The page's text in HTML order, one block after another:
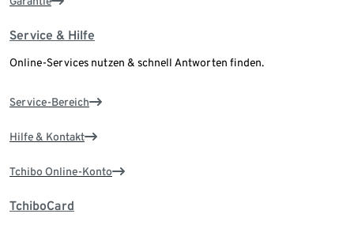
Service & Hilfe
Online-Services nutzen & schnell Antworten finden.
Service-Bereich
Hilfe & Kontakt
Tchibo Online-Konto
TchiboCard